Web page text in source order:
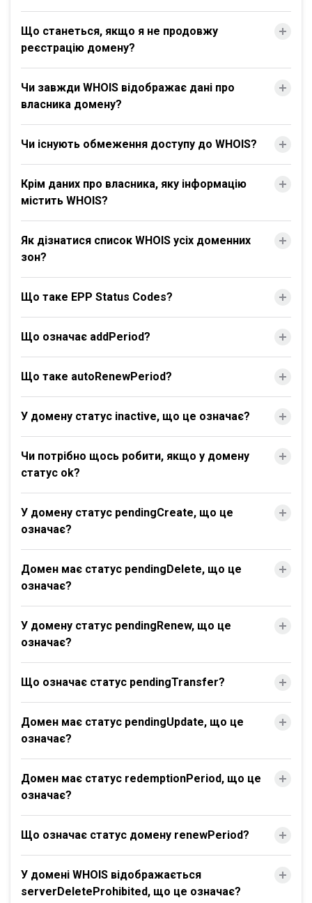
Що станеться, якщо я не продовжу
реєстрацію домену?
Чи завжди WHOIS відображає дані про
власника домену?
Чи існують обмеження доступу до WHOIS?
Крім даних про власника, яку інформацію
містить WHOIS?
Як дізнатися список WHOIS усіх доменних
зон?
Що таке EPP Status Codes?
Що означає addPeriod?
Що таке autoRenewPeriod?
У домену статус inactive, що це означає?
Чи потрібно щось робити, якщо у домену
статус ok?
У домену статус pendingCreate, що це
означає?
Домен має статус pendingDelete, що це
означає?
У домену статус pendingRenew, що це
означає?
Що означає статус pendingTransfer?
Домен має статус pendingUpdate, що це
означає?
Домен має статус redemptionPeriod, що це
означає?
Що означає статус домену renewPeriod?
У домені WHOIS відображається
serverDeleteProhibited, що це означає?